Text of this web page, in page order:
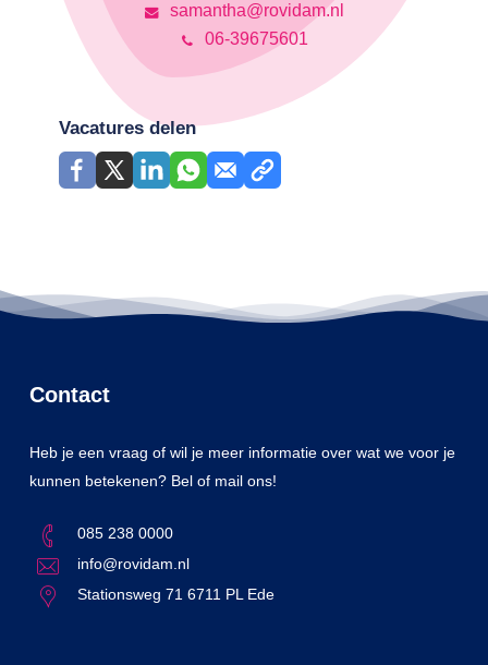
samantha@rovidam.nl
06-39675601
Vacatures delen
Contact
Heb je een vraag of wil je meer informatie over wat we voor je
kunnen betekenen? Bel of mail ons!
085 238 0000
info@rovidam.nl
Stationsweg 71 6711 PL Ede